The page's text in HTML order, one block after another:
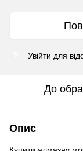
Увійти для
До
Опис